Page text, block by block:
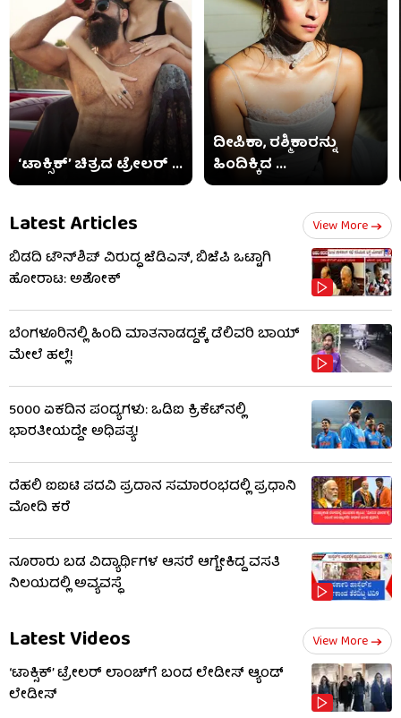
‘ಟಾಕ್ಸಿಕ್’ ಚಿತ್ರದ ಟ್ರೇಲರ್ ...
ದೀಪಿಕಾ, ರಶ್ಮಿಕಾರನ್ನು
ಹಿಂದಿಕ್ಕಿದ ...
Latest Articles View More
ಬಿಡದಿ ಟೌನ್​ಶಿಪ್ ವಿರುದ್ಧ ಜೆಡಿಎಸ್, ಬಿಜೆಪಿ ಒಟ್ಟಾಗಿ
ಹೋರಾಟ: ಅಶೋಕ್
ಬೆಂಗಳೂರಿನಲ್ಲಿ ಹಿಂದಿ ಮಾತನಾಡದ್ದಕ್ಕೆ ಡೆಲಿವರಿ ಬಾಯ್
ಮೇಲೆ ಹಲ್ಲೆ!
5000 ಏಕದಿನ ಪಂದ್ಯಗಳು: ಒಡಿಐ ಕ್ರಿಕೆಟ್​ನಲ್ಲಿ
ಭಾರತೀಯದ್ದೇ ಅಧಿಪತ್ಯ!
ದೆಹಲಿ ಐಐಟಿ ಪದವಿ ಪ್ರದಾನ ಸಮಾರಂಭದಲ್ಲಿ ಪ್ರಧಾನಿ
ಮೋದಿ ಕರೆ
ನೂರಾರು ಬಡ ವಿದ್ಯಾರ್ಥಿಗಳ ಆಸರೆ ಆಗ್ಬೇಕಿದ್ದ ವಸತಿ
ನಿಲಯದಲ್ಲಿ ಅವ್ಯವಸ್ಥೆ
Latest Videos View More
‘ಟಾಕ್ಸಿಕ್’ ಟ್ರೇಲರ್ ಲಾಂಚ್​ಗೆ ಬಂದ ಲೇಡೀಸ್ ಆ್ಯಂಡ್
ಲೇಡೀಸ್